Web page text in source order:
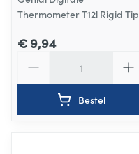
Thermometer T12l Rigid Tip
€ 9,94
Bestel